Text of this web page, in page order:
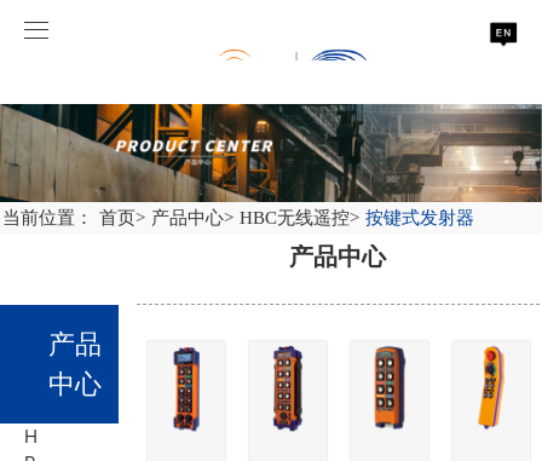
永利总站·(中国)集团
当前位置： 首页> 产品中心> HBC无线遥控> 按键式发射器
产品中心
产品
中心
H